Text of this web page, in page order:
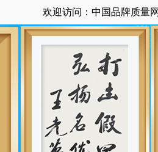
欢迎访问：中国品牌质量网-由